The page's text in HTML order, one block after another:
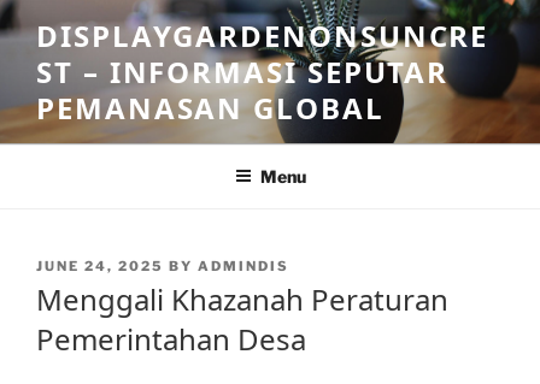
Skip
to
content
DISPLAYGARDENONSUNCRE
ST – INFORMASI SEPUTAR
PEMANASAN GLOBAL
Menu
POSTED
JUNE 24, 2025 BY ADMINDIS
Menggali Khazanah Peraturan
Pemerintahan Desa